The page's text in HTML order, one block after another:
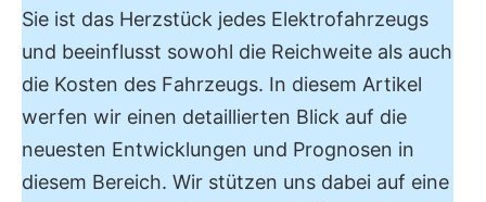
Sie ist das Herzstück jedes Elektrofahrzeugs
und beeinflusst sowohl die Reichweite als auch
die Kosten des Fahrzeugs. In diesem Artikel
werfen wir einen detaillierten Blick auf die
neuesten Entwicklungen und Prognosen in
diesem Bereich. Wir stützen uns dabei auf eine